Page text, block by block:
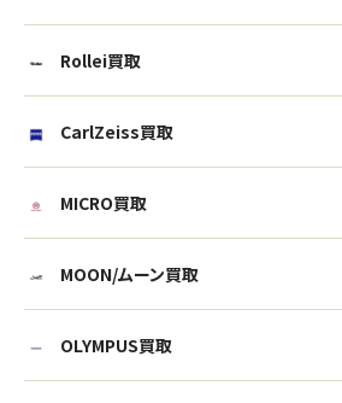
Rollei買取
CarlZeiss買取
MICRO買取
MOON/ムーン買取
OLYMPUS買取